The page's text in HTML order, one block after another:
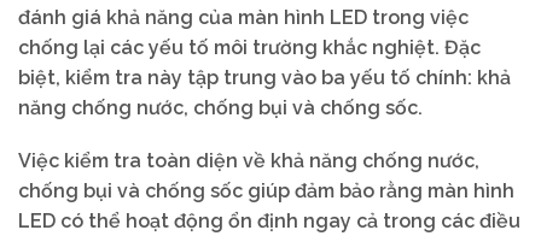
đánh giá khả năng của màn hình LED trong việc
chống lại các yếu tố môi trường khắc nghiệt. Đặc
biệt, kiểm tra này tập trung vào ba yếu tố chính: khả
năng chống nước, chống bụi và chống sốc.
Việc kiểm tra toàn diện về khả năng chống nước,
chống bụi và chống sốc giúp đảm bảo rằng màn hình
LED có thể hoạt động ổn định ngay cả trong các điều